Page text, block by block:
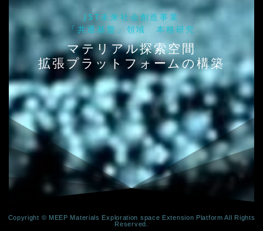
JST未来社会創造事業
「共通基盤」領域 本格研究
マテリアル探索空間
拡張プラットフォームの構築
Copyright © MEEP Materials Exploration space Extension Platform All Rights
Reserved.